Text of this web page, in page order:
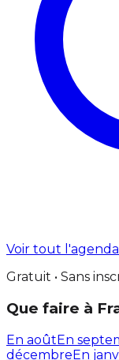
Voir tout l'agenda
Gratuit • Sans
Que faire à
En aoûtEn
décembreEn